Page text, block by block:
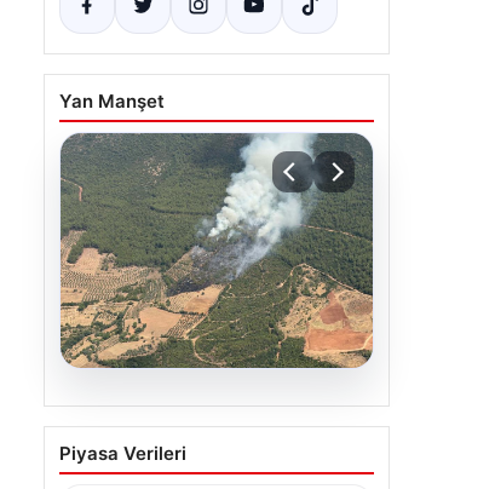
Yan Manşet
05.08.2026
Muğla Yatağan’da orman
yangını
Piyasa Verileri